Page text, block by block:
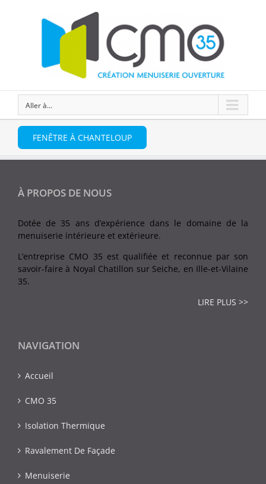
Aller à...
FENÊTRE À CHANTELOUP
À PROPOS DE NOUS
Dotée de 35 ans d’expérience dans le domaine de la
menuiserie intérieure et extérieure.
L’entreprise CMO 35 est qualifiée et reconnue par son
savoir-faire à Noyal Chatillon sur Seiche, en Ille-et-Vilaine
35.
LIRE PLUS >>
NAVIGATION
Accueil
CMO 35
Isolation Thermique
Ravalement De Façade
Menuiserie